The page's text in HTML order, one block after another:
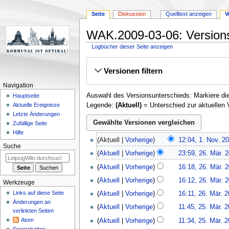
WAK.2009-03-06:
Logbücher dieser Seite anzeigen
Navigation
SucheVersionen filtern
Auswahl des Versionsunterschieds: Markiere
Legende: (Aktuell)= Unterschied zur aktuellen
November
2009
Aktuell Vorherige 12:04, 1. Nov.
K
e
i
n
B
e
a
26.
März
2009
Aktuell Vorherige 23:59, 26. Mär.
K
e
i
n
B
e
Aktuell Vorherige 16:18, 26. Mär.
Aktuell
Vorherige 16:12, 26. Mär.
Aktuell
Vorherige 16:11, 26. Mär.
25.
2009
Aktuell Vorherige 11:45, 25. Mär.
K
e
Aktuell Vorherige 11:34, 25. Mär.
Seite Diskussion Quelltext anzeigen
Navigation
Hauptseite
Aktuelle Ereignisse
Letzte Änderungen
Zufällige Seite
Hilfe
Suche
Werkzeuge
Links auf diese Seite
Änderungen an
verlinkten Seiten
Atom